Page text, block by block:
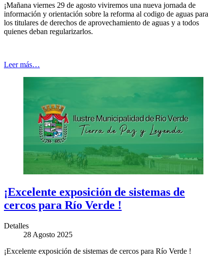
¡Mañana viernes 29 de agosto viviremos una nueva jornada de
información y orientación sobre la reforma al codigo de aguas para
los titulares de derechos de aprovechamiento de aguas y a todos
quienes deban regularizarlos.
Leer más…
¡Excelente exposición de sistemas de
cercos para Río Verde !
Detalles
28 Agosto 2025
¡Excelente exposición de sistemas de cercos para Río Verde !